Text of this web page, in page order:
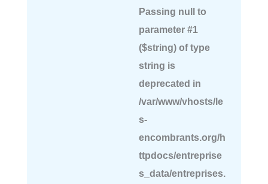
Passing null to
parameter #1
($string) of type
string is
deprecated in
/var/www/vhosts/le
s-
encombrants.org/h
ttpdocs/entreprise
s_data/entreprises.